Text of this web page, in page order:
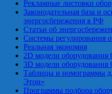
Рекламные листовки
Законодательная база и
энергосбережения в РФ
Статьи об
Системы регулирования
Реальная экономия
2D модели
3D модели
Таблицы и номограммы
Этон»
Программы подбора